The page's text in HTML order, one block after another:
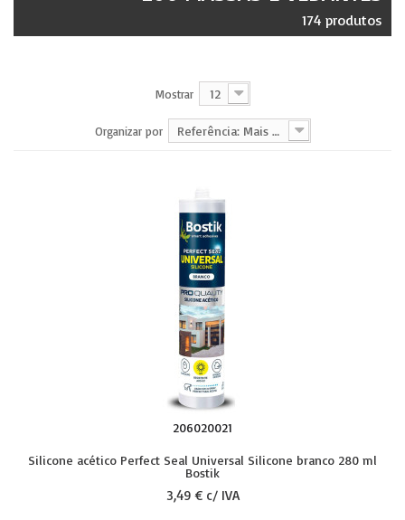
174 produtos
Mostrar 12
Organizar por Referência: Mais baixa primeiro
206020021
Silicone acético Perfect Seal Universal Silicone branco 280 ml
Bostik
3,49 € c/ IVA